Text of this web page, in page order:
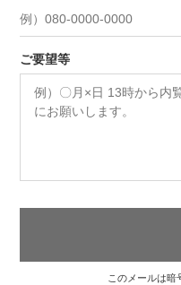
ご要望等
このメールは暗